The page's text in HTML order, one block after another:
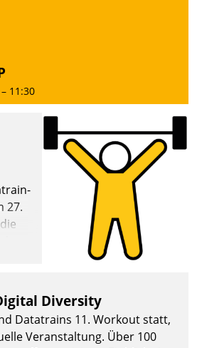
– 11:30
27.
-
Diversity
Datatrains 11. Workout statt,
Veranstaltung. Über 100